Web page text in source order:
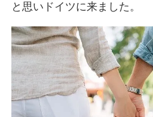
と思いドイツに来ました。